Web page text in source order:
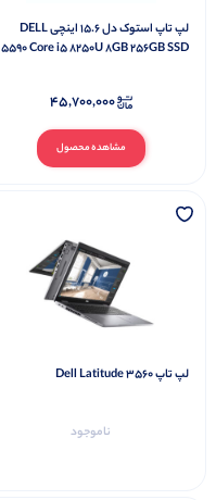
لپ تاپ استوک دل 15.6 اینچی DELL
5590 Core i5 8250U 8GB 256GB SSD
مشاهده محصول
۴۵,۷۰۰,۰۰۰
لپ تاپ Dell Latitude 3560
ناموجود